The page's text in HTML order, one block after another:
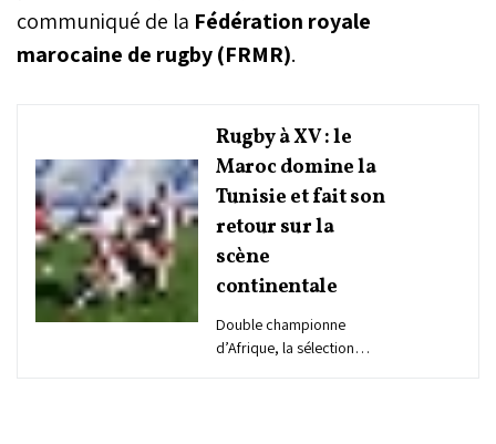
communiqué de la Fédération royale
marocaine de rugby (FRMR).
Rugby à XV : le
Maroc domine la
Tunisie et fait son
retour sur la
scène
continentale
Double championne
d’Afrique, la sélection